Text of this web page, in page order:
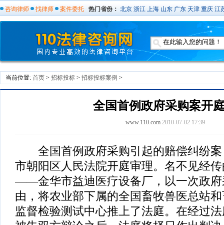
咨询律师 找律师 案件委托 热门省份： 北京 浙江 上海 山东 广东 天津 重庆 江
当前位置: 首页 > 招标投标 > 招标投标案例 >
全国首例政府采购案开
www.110.com2010-07-02 17:39
全国首例政府采购引起的赔偿纠纷案
市朝阳区人民法院开庭审理。名不见经
——金华市益迪医疗设备厂，以一次政府
由，将农业部下属的全国畜牧兽医总站
监督检验测试中心推上了法庭。在经过